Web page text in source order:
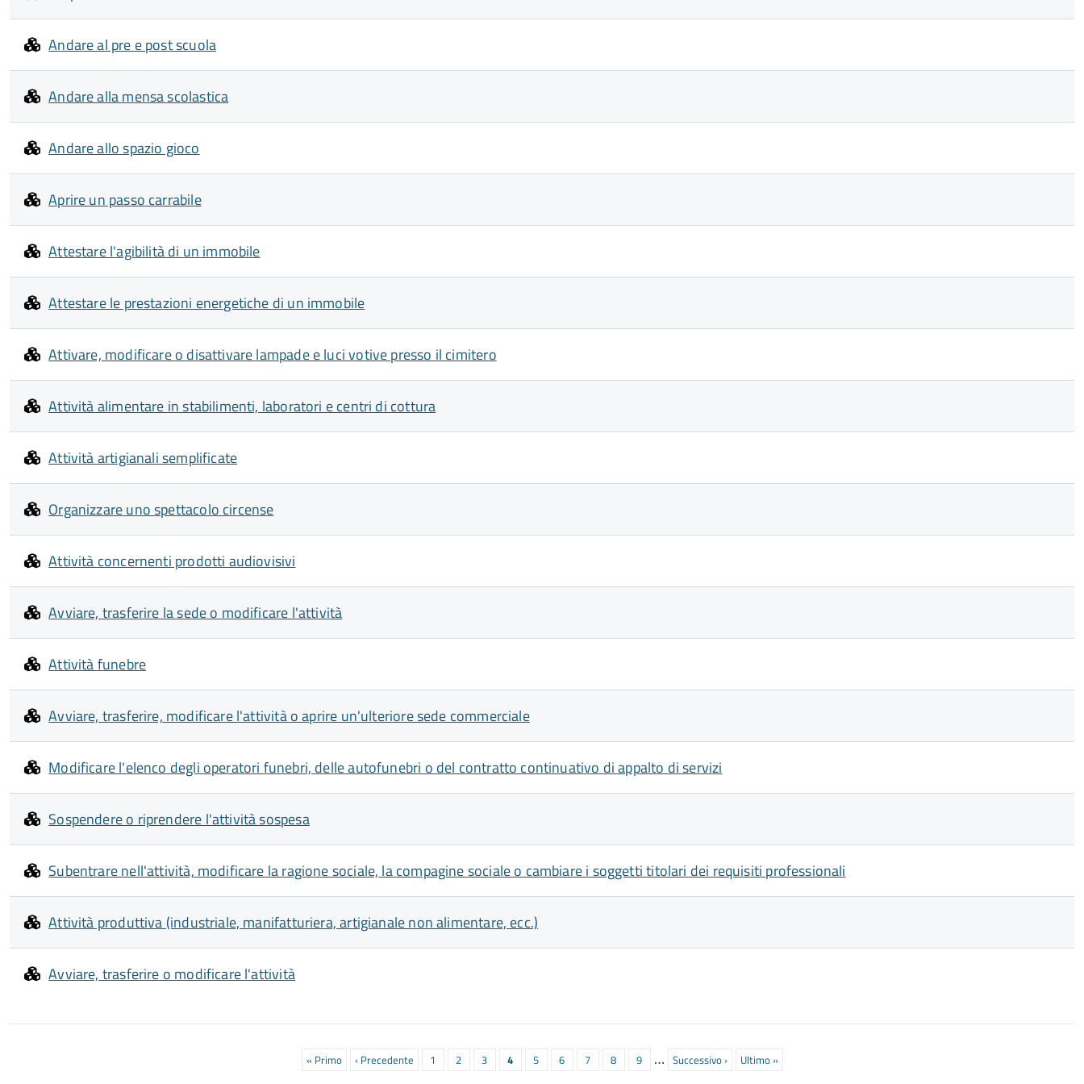
Andare al pre e post scuola
Andare alla mensa scolastica
Andare allo spazio gioco
Aprire un passo carrabile
Attestare l'agibilità di un immobile
Attestare le prestazioni energetiche di un immobile
Attivare, modificare o disattivare lampade e luci votive presso il cimitero
Attività alimentare in stabilimenti, laboratori e centri di cottura
Attività artigianali semplificate
Organizzare uno spettacolo circense
Attività concernenti prodotti audiovisivi
Avviare, trasferire la sede o modificare l'attività
Attività funebre
Avviare, trasferire, modificare l'attività o aprire un'ulteriore sede commerciale
Modificare l'elenco degli operatori funebri, delle autofunebri o del contratto continuativo di appalto di servizi
Sospendere o riprendere l'attività sospesa
Subentrare nell'attività, modificare la ragione sociale, la compagine sociale o cambiare i soggetti titolari dei requisiti professionali
Attività produttiva (industriale, manifatturiera, artigianale non alimentare, ecc.)
Avviare, trasferire o modificare l'attività
Prima
« Primo
Pagina
‹ Precedente Pagina
1 Pagina
2 Pagina
3
Pagina
4 Pagina
5 Pagina
6 Pagina
7 Pagina
8 Pagina
9 … Prossima
Successivo ›
Ultima
Ultimo »